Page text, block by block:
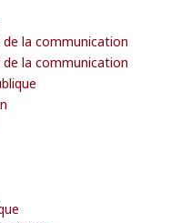
la communication
la communication